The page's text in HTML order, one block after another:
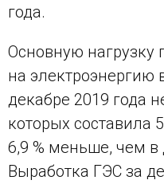
года.
Основную нагрузку
на электроэнергию
декабре 2019 года
которых составила
6,9 % меньше, чем в
Выработка ГЭС за